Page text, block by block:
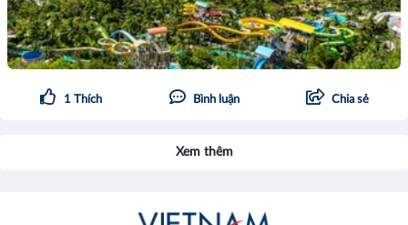
1 Thích Bình luận Chia sẻ
Xem thêm